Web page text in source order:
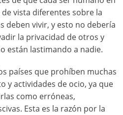
vista diferentes sobre la
deben vivir, y esto no debería
la privacidad de otros y
están lastimando a nadie.
países que prohíben muchas
y actividades de ocio, ya que
como erróneas,
Esta es la razón por la